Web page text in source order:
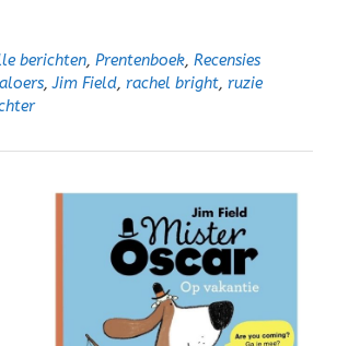
berichten, Prentenboek, Recensies
,Jim Field, rachel bright, ruzie